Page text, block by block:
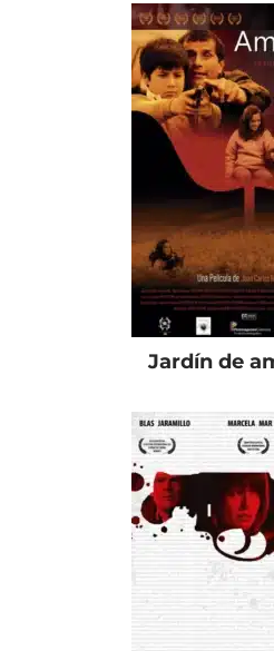
Jardín de